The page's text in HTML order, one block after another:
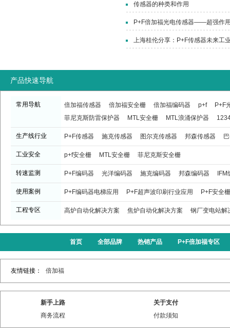
传感器的种类和作用
P+F倍加福光电传感器——超强作
上海桂伦分享：P+F传感器未来工
产品快速导航
常用导航 倍加福传感器 倍加福安全栅 倍加福编码器 p+f
P+F
菲尼克斯防雷保护器
MTL安全栅 MTL浪涌保护器
生产线行业 P+F传感器 施克传感器 图尔克传感器 邦森传感器
工业安全 p+f安全栅 MTL安全栅 菲尼克斯安全栅
转速监测 P+F编码器 光洋编码器 施克编码器 邦森编码器
使用案例 P+F编码器电梯应用 P+F超声波印刷行业应用 P+F安全
工程专区 高炉自动化解决方案 焦炉自动化解决方案 钢厂变电站解
首页 全部品牌 热销产品 P+F倍加福专区
友情链接： 倍加福
新手上路
商务流程
关于支付
付款须知